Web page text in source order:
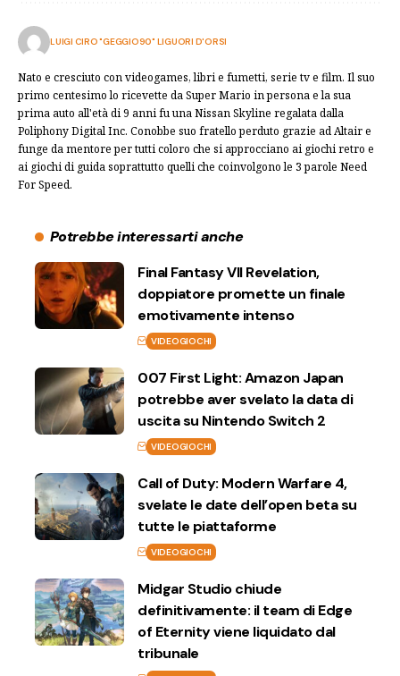
LUIGI CIRO "GEGGIO90" LIGUORI D'ORSI
Nato e cresciuto con videogames, libri e fumetti, serie tv e film. Il suo
primo centesimo lo ricevette da Super Mario in persona e la sua
prima auto all'età di 9 anni fu una Nissan Skyline regalata dalla
Poliphony Digital Inc. Conobbe suo fratello perduto grazie ad Altair e
funge da mentore per tutti coloro che si approcciano ai giochi retro e
ai giochi di guida soprattutto quelli che coinvolgono le 3 parole Need
For Speed.
Potrebbe interessarti anche
Final Fantasy VII Revelation,
doppiatore promette un finale
emotivamente intenso
VIDEOGIOCHI
007 First Light: Amazon Japan
potrebbe aver svelato la data di
uscita su Nintendo Switch 2
VIDEOGIOCHI
Call of Duty: Modern Warfare 4,
svelate le date dell’open beta su
tutte le piattaforme
VIDEOGIOCHI
Midgar Studio chiude
definitivamente: il team di Edge
of Eternity viene liquidato dal
tribunale